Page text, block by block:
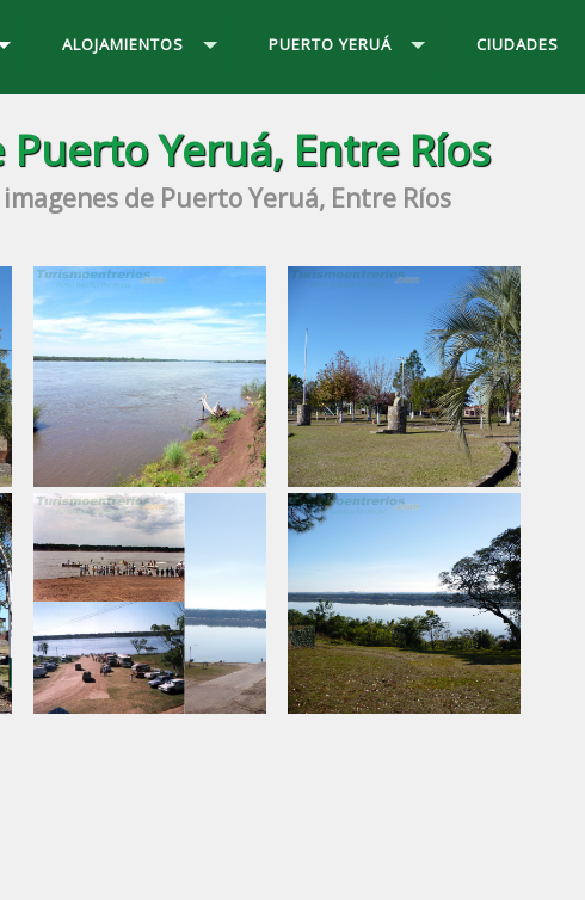
ALOJAMIENTOS PUERTO YERUÁ CIUDADES
Puerto Yeruá, Entre Ríos
de Puerto Yeruá, Entre Ríos